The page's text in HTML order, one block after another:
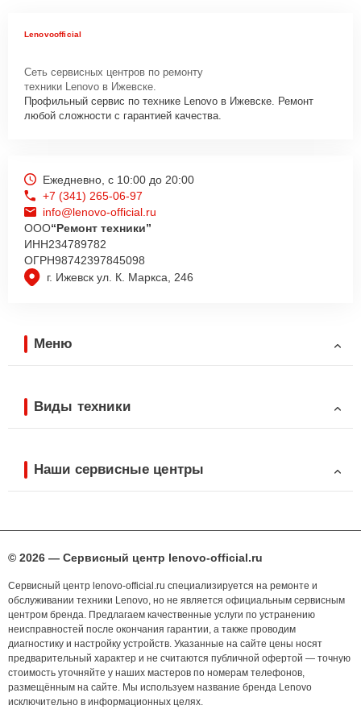
Lenovoofficial
Сеть сервисных центров по ремонту
техники Lenovo в Ижевске.
Профильный сервис по технике Lenovo в Ижевске. Ремонт
любой сложности с гарантией качества.
г. Ижевск ул. К. Маркса, 246
Ежедневно, с 10:00 до 20:00
+7 (341) 265-06-97
info@lenovo-official.ru
ООО“Ремонт техники”
ИНН234789782
ОГРН98742397845098
Меню
Виды техники
Наши сервисные центры
© 2026 — Сервисный центр lenovo-official.ru
Сервисный центр lenovo-official.ru специализируется на ремонте и
обслуживании техники Lenovo, но не является официальным сервисным
центром бренда. Предлагаем качественные услуги по устранению
неисправностей после окончания гарантии, а также проводим
диагностику и настройку устройств. Указанные на сайте цены носят
предварительный характер и не считаются публичной офертой — точную
стоимость уточняйте у наших мастеров по номерам телефонов,
размещённым на сайте. Мы используем название бренда Lenovo
исключительно в информационных целях.